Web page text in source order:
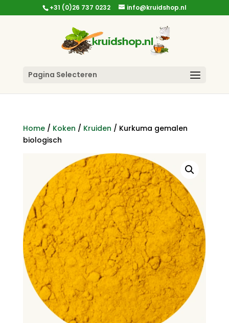
+31 (0)26 737 0232 info@kruidshop.nl
Pagina Selecteren
Home/ Koken / Kruiden / Kurkuma gemalen
biologisch